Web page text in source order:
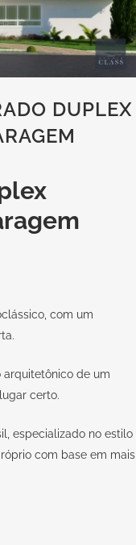
DUPLEX
com um
de um
certo.
especializado no estilo
com base em mais